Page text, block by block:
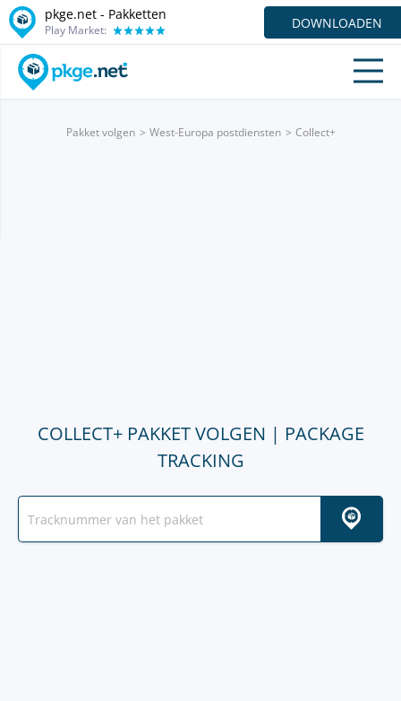
pkge.net - Pakketten
Play Market: DOWNLOADEN
Pakket volgen West-Europa postdiensten Collect+
COLLECT+ PAKKET VOLGEN | PACKAGE
TRACKING